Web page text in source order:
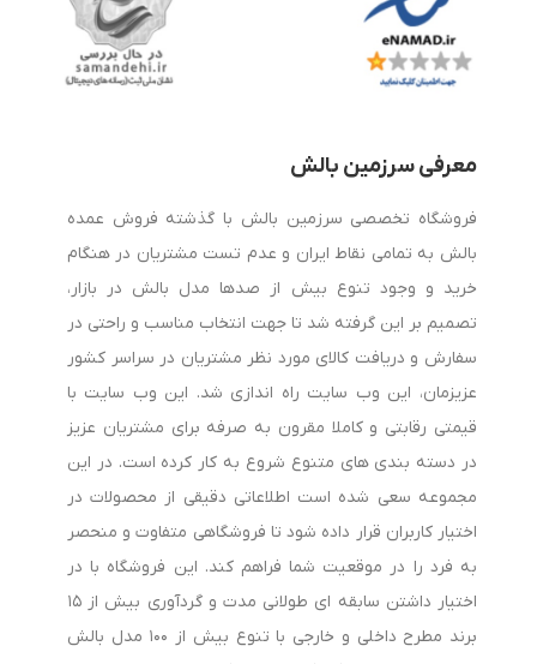
معرفی سرزمین بالش
فروشگاه تخصصی سرزمین بالش با گذشته فروش عمده
بالش به تمامی نقاط ایران و عدم تست مشتریان در هنگام
خرید و وجود تنوع بیش از صدها مدل بالش در بازار،
تصمیم بر این گرفته شد تا جهت انتخاب مناسب و راحتی در
سفارش و دریافت کالای مورد نظر مشتریان در سراسر کشور
عزیزمان، این وب سایت راه اندازی شد. این وب سایت با
قیمتی رقابتی و کاملا مقرون به صرفه برای مشتریان عزیز
در دسته بندی های متنوع شروع به کار کرده است. در این
مجموعه سعی شده است اطلاعاتی دقیقی از محصولات در
اختیار کاربران قرار داده شود تا فروشگاهی متفاوت و منحصر
به فرد را در موقعیت شما فراهم کند. این فروشگاه با در
اختیار داشتن سابقه ای طولانی مدت و گردآوری بیش از ۱۵
برند مطرح داخلی و خارجی با تنوع بیش از ۱۰۰ مدل بالش